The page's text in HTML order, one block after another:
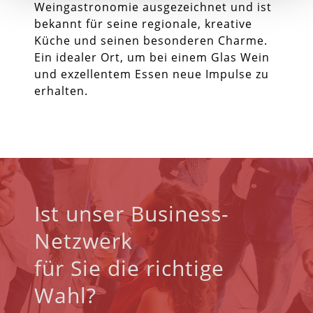
Weingastronomie ausgezeichnet und ist
bekannt für seine regionale, kreative
Küche und seinen besonderen Charme.
Ein idealer Ort, um bei einem Glas Wein
und exzellentem Essen neue Impulse zu
erhalten.
Ist unser Business-
Netzwerk
für Sie die richtige
Wahl?